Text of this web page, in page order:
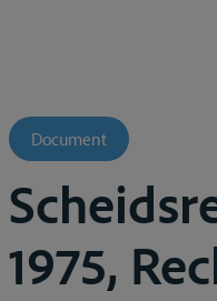
Document
1975,